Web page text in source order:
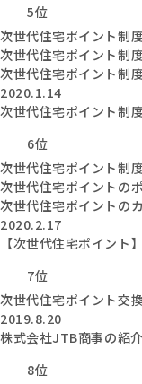
5位
次世代住宅ポイント制
次世代住宅ポイント制
次世代住宅ポイント制度
2020.1.14
次世代住宅ポイント制
6位
次世代住宅ポイント制
次世代住宅ポイントの
次世代住宅ポイントの
2020.2.17
【次世代住宅ポイント
7位
次世代住宅ポイント交
2019.8.20
株式会社JTB商事の紹
8位